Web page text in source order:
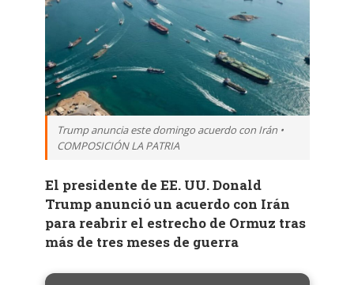
Trump anuncia este domingo acuerdo con Irán •
COMPOSICIÓN LA PATRIA
El presidente de EE. UU. Donald
Trump anunció un acuerdo con Irán
para reabrir el estrecho de Ormuz tras
más de tres meses de guerra